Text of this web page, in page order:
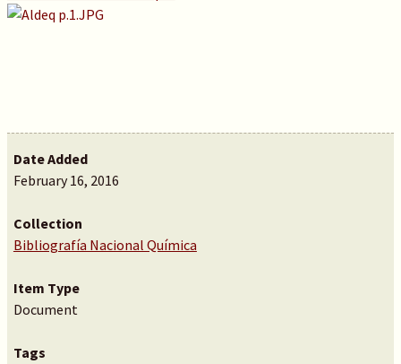
Date Added
February 16, 2016
Collection
Bibliografía Nacional Química
Item Type
Document
Tags